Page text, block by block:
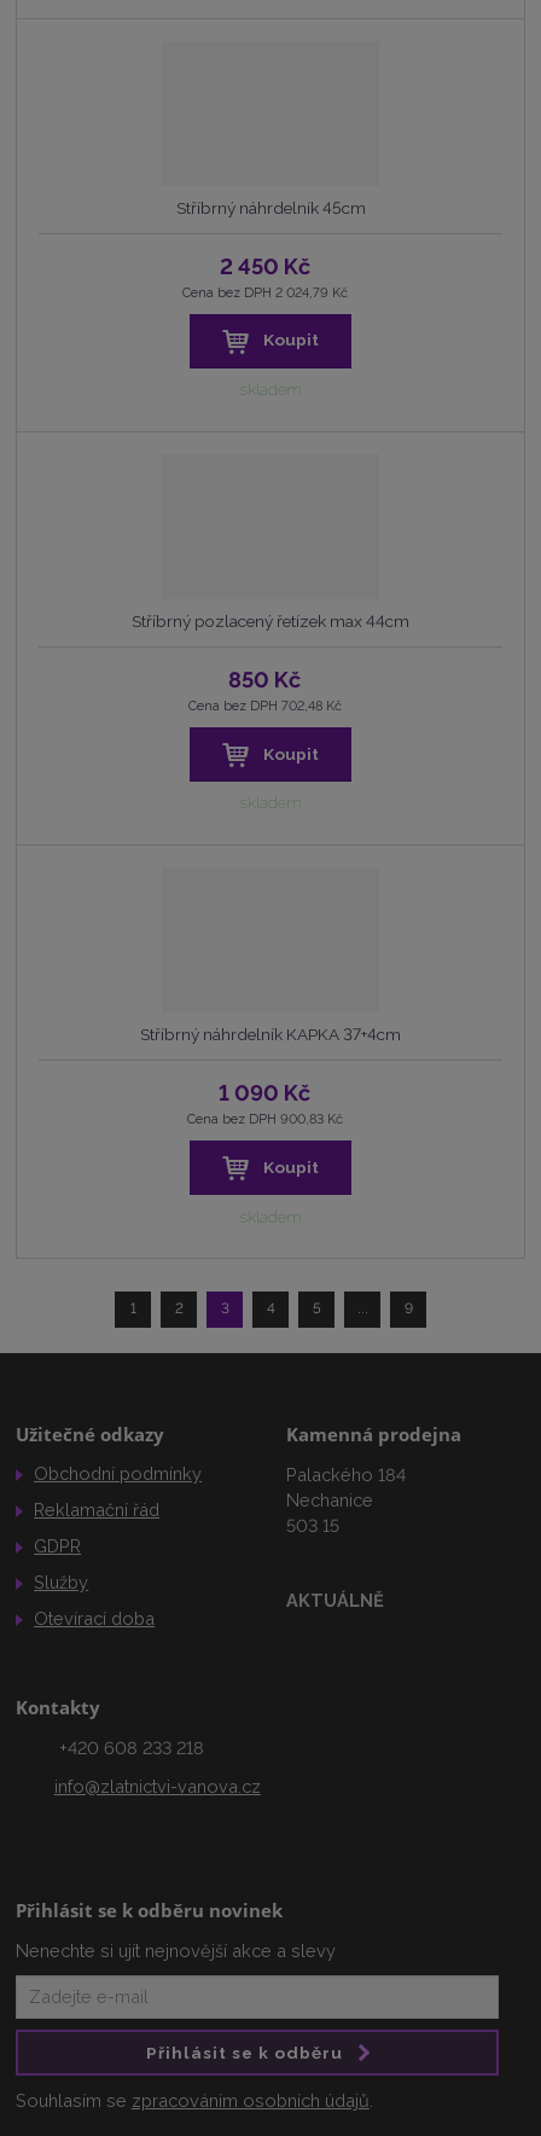
Stříbrný náhrdelník 45cm
2 450 Kč
Cena bez DPH 2 024,79 Kč
Koupit
skladem
Stříbrný pozlacený řetízek max 44cm
850 Kč
Cena bez DPH 702,48 Kč
Koupit
skladem
Stříbrný náhrdelník KAPKA 37+4cm
1 090 Kč
Cena bez DPH 900,83 Kč
Koupit
skladem
1 2 3 4 5 ... 9
Užitečné odkazy
Obchodní podmínky
Reklamační řád
GDPR
Služby
Otevírací doba
Kamenná prodejna
Palackého 184
Nechanice
503 15
AKTUÁLNĚ
Kontakty
+420 608 233 218
info@zlatnictvi-vanova.cz
Přihlásit se k odběru novinek
Nenechte si ujít nejnovější akce a slevy
Přihlásit se k odběru
Souhlasím se zpracováním osobních údajů